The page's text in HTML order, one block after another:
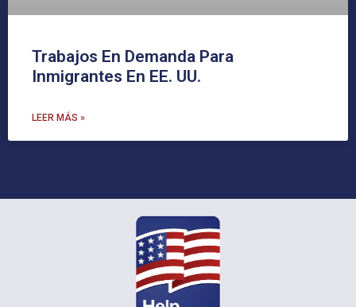
Trabajos En Demanda Para
Inmigrantes En EE. UU.
LEER MÁS »